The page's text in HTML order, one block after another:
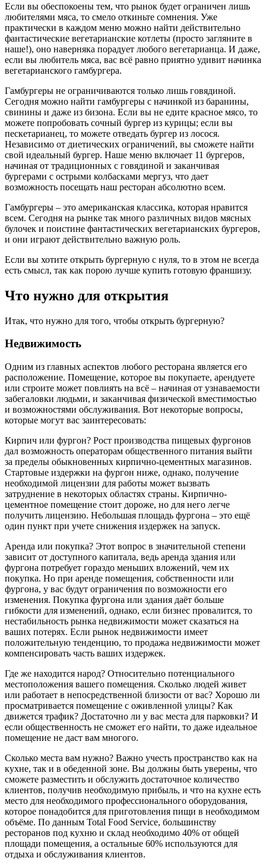
Если вы обеспокоены тем, что рынок будет ограничен лишь
любителями мяса, то смело откиньте сомнения. Уже
практически в каждом меню можно найти действительно
фантастические вегетарианские котлеты (просто загляните в
наше!), оно наверняка порадует любого вегетарианца. И даже,
если вы любитель мяса, вас всё равно приятно удивит начинка
вегетарианского гамбургера.
Гамбургеры не ограничиваются только лишь говядиной.
Сегодня можно найти гамбургеры с начинкой из баранины,
свинины и даже из бизона. Если вы не едите красное мясо, то
можете попробовать сочный бургер из курицы; если вы
пескетарианец, то можете отведать бургер из лосося.
Независимо от диетических ограничений, вы сможете найти
свой идеальный бургер. Наше меню включает 11 бургеров,
начиная от традиционных с говядиной и заканчивая
бургерами с острыми колбасками мергуз, что дает
возможность посещать наш ресторан абсолютно всем.
Гамбургеры – это американская классика, которая нравится
всем. Сегодня на рынке так много различных видов мясных
булочек и поистине фантастических вегетарианских бургеров,
и они играют действительно важную роль.
Если вы хотите открыть бургерную с нуля, то в этом не всегда
есть смысл, так как порою лучше купить готовую франшизу.
Что нужно для открытия
Итак, что нужно для того, чтобы открыть бургерную?
Недвижимость
Одним из главных аспектов любого ресторана является его
расположение. Помещение, которое вы покупаете, арендуете
или строите может повлиять на всё – начиная от узнаваемости
забегаловки людьми, и заканчивая физической вместимостью
и возможностями обслуживания. Вот некоторые вопросы,
которые могут вас заинтересовать:
Кирпич или фургон? Рост производства пищевых фургонов
дал возможность операторам общественного питания выйти
за пределы обыкновенных кирпично-цементных магазинов.
Стартовые издержки на фургон ниже, однако, получение
необходимой лицензии для работы может вызвать
затруднение в некоторых областях страны. Кирпично-
цементное помещение стоит дороже, но для него легче
получить лицензию. Небольшая площадь фургона – это ещё
один пункт при учете снижения издержек на запуск.
Аренда или покупка? Этот вопрос в значительной степени
зависит от доступного капитала, ведь аренда здания или
фургона потребует гораздо меньших вложений, чем их
покупка. Но при аренде помещения, собственности или
фургона, у вас будут ограничения по возможности его
изменения. Покупка фургона или здания даёт больше
гибкости для изменений, однако, если бизнес провалится, то
нестабильность рынка недвижимости может сказаться на
ваших потерях. Если рынок недвижимости имеет
положительную тенденцию, то продажа недвижимости может
компенсировать часть ваших издержек.
Где же находится народ? Относительно потенциального
местоположения вашего помещения. Сколько людей живет
или работает в непосредственной близости от вас? Хорошо ли
просматривается помещение с оживленной улицы? Как
движется трафик? Достаточно ли у вас места для парковки? И
если общественность не сможет его найти, то даже идеальное
помещение не даст вам многого.
Сколько места вам нужно? Важно учесть пространство как на
кухне, так и в обеденной зоне. Вы должны быть уверены, что
сможете разместить и обслужить достаточное количество
клиентов, получив необходимую прибыль, и что на кухне есть
место для необходимого профессионального оборудования,
которое понадобится для приготовления пищи в необходимом
объёме. По данным Total Food Service, большинству
ресторанов под кухню и склад необходимо 40% от общей
площади помещения, а остальные 60% используются для
отдыха и обслуживания клиентов.